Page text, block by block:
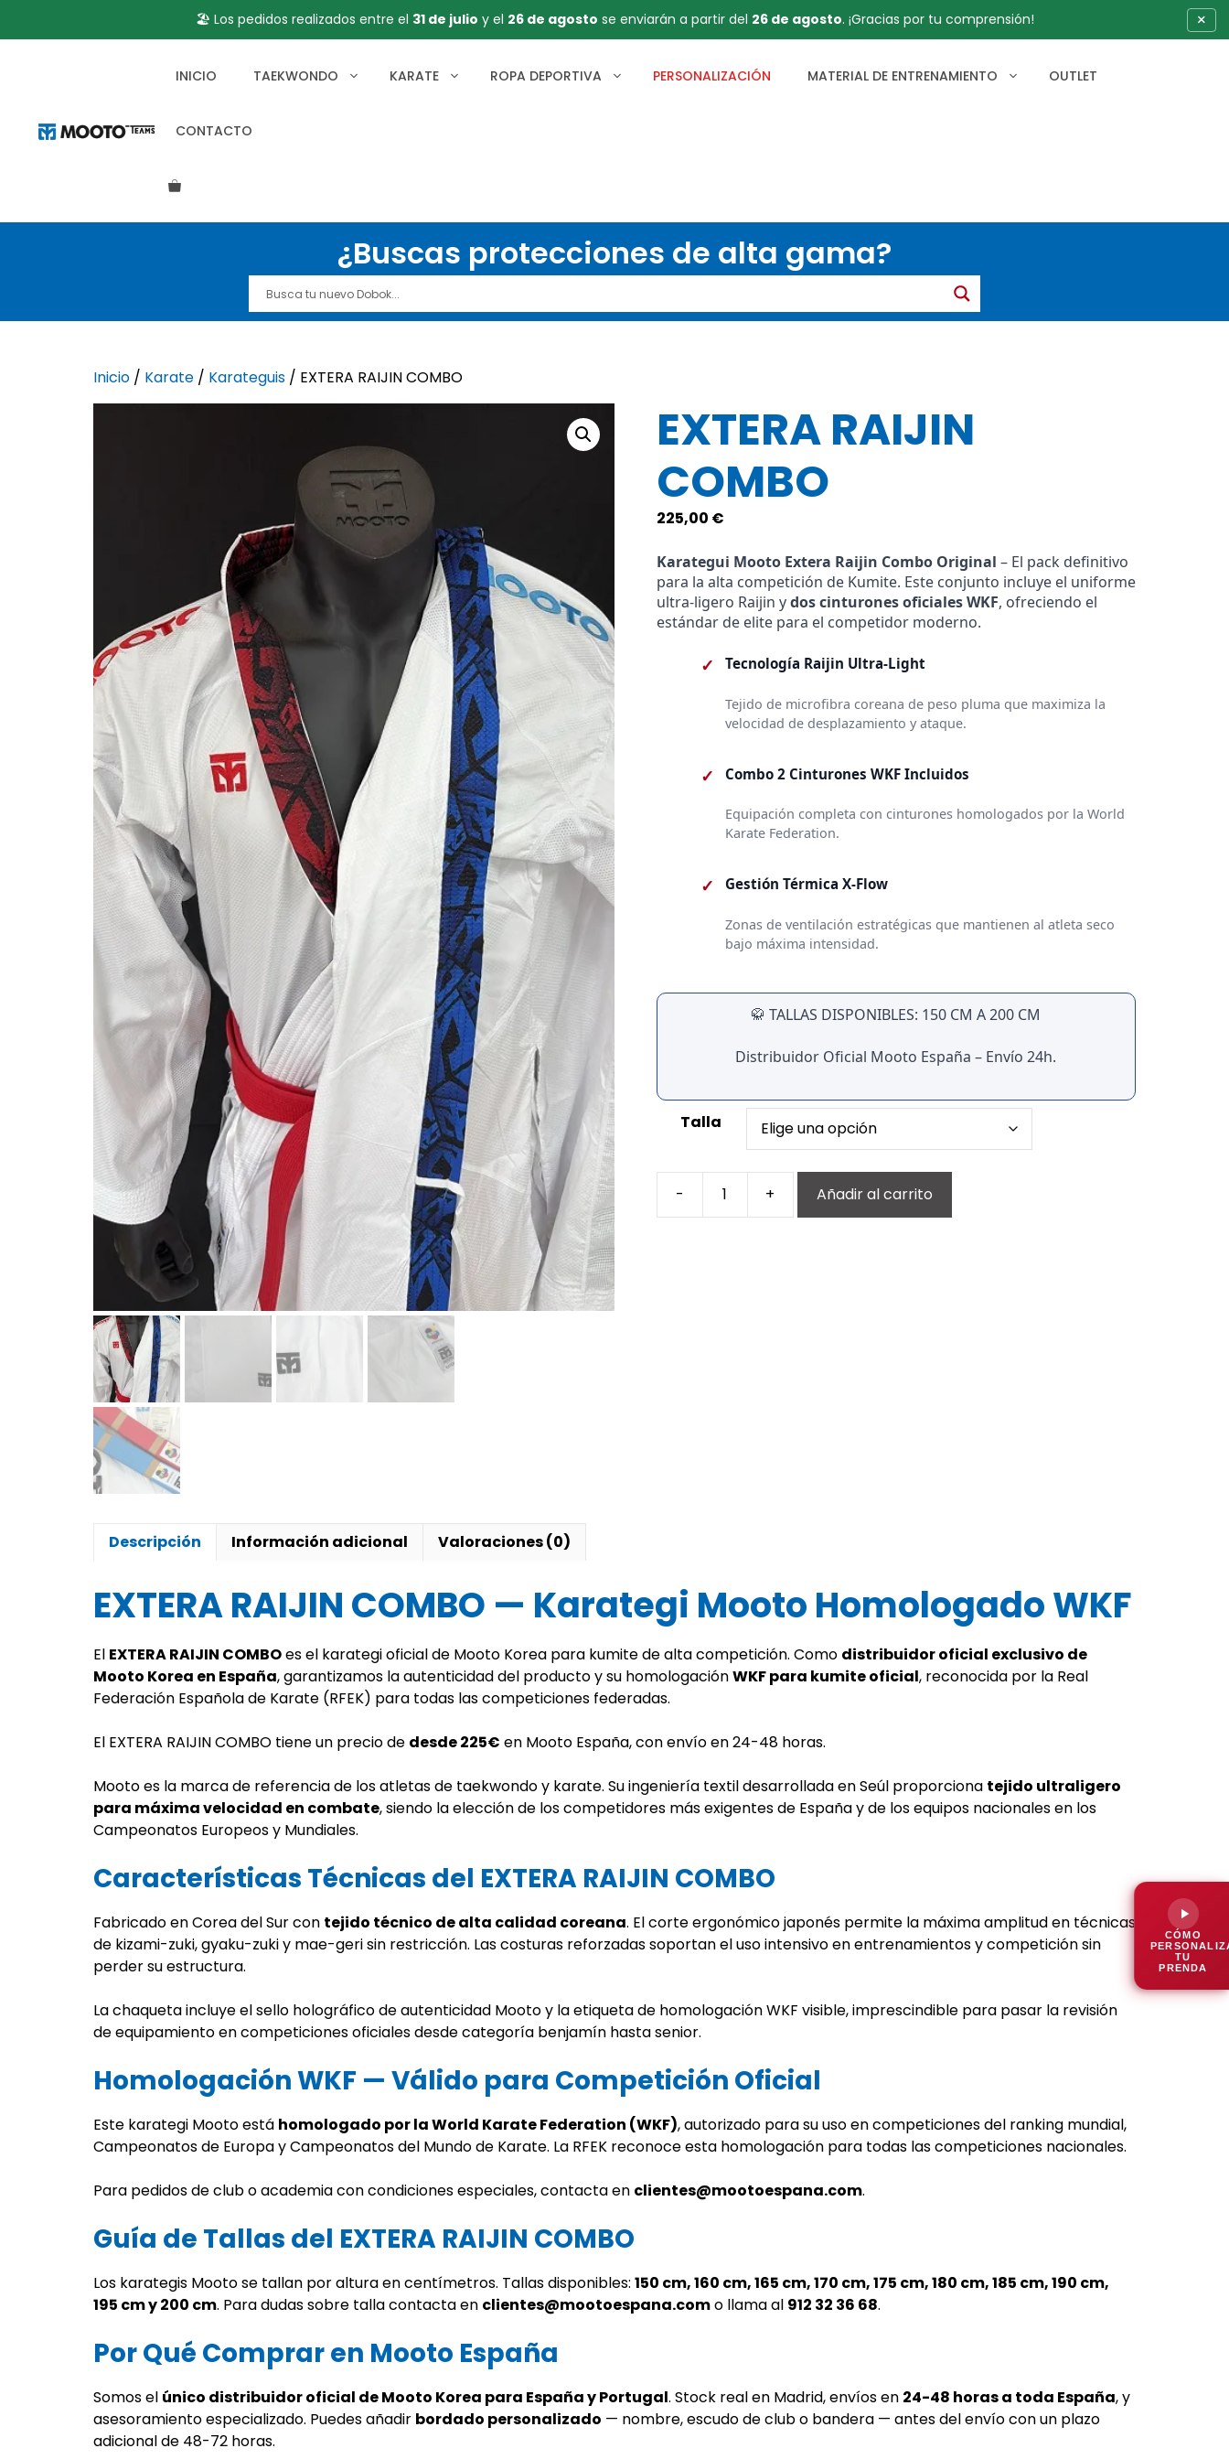
🏖️ Los pedidos realizados entre el 31 de julio y el 26 de agosto se enviarán a partir del 26 de agosto. ¡Gracias por tu comprensión! ×
INICIO TAEKWONDO KARATE ROPA DEPORTIVA PERSONALIZACIÓN MATERIAL DE ENTRENAMIENTO OUTLET
CONTACTO
¿Buscas protecciones de alta gama?
Inicio / Karate / Karateguis / EXTERA RAIJIN COMBO
EXTERA RAIJIN
COMBO
225,00 €
Karategui Mooto Extera Raijin Combo Original – El pack definitivo
para la alta competición de Kumite. Este conjunto incluye el uniforme
ultra-ligero Raijin ydos cinturones oficiales WKF, ofreciendo el
estándar de elite para el competidor moderno.
✓ Tecnología Raijin Ultra-Light
Tejido de microfibra coreana de peso pluma que maximiza la
velocidad de desplazamiento y ataque.
✓ Combo 2 Cinturones WKF Incluidos
Equipación completa con cinturones homologados por la World
Karate Federation.
✓ Gestión Térmica X-Flow
Zonas de ventilación estratégicas que mantienen al atleta seco
bajo máxima intensidad.
🥋 TALLAS DISPONIBLES: 150 CM A 200 CM
Distribuidor Oficial Mooto España – Envío 24h.
Talla
- + Añadir al carrito
Descripción Información adicional Valoraciones (0)
EXTERA RAIJIN COMBO — Karategi Mooto Homologado WKF
El EXTERA RAIJIN COMBOes el karategi oficial de Mooto Korea para kumite de alta competición. Como distribuidor oficial exclusivo de
Mooto Korea en España, garantizamos la autenticidad del producto y su homologaciónWKF para kumite oficial, reconocida por la Real
Federación Española de Karate (RFEK) para todas las competiciones federadas.
El EXTERA RAIJIN COMBO tiene un precio de desde 225€ en Mooto España, con envío en 24-48 horas.
Mooto es la marca de referencia de los atletas de taekwondo y karate. Su ingeniería textil desarrollada en Seúl proporciona tejido ultraligero
para máxima velocidad en combate, siendo la elección de los competidores más exigentes de España y de los equipos nacionales en los
Campeonatos Europeos y Mundiales.
Características Técnicas del EXTERA RAIJIN COMBO
Fabricado en Corea del Sur con tejido técnico de alta calidad coreana. El corte ergonómico japonés permite la máxima amplitud en técnicas
de kizami-zuki, gyaku-zuki y mae-geri sin restricción. Las costuras reforzadas soportan el uso intensivo en entrenamientos y competición sin
perder su estructura.
La chaqueta incluye el sello holográfico de autenticidad Mooto y la etiqueta de homologación WKF visible, imprescindible para pasar la revisión
de equipamiento en competiciones oficiales desde categoría benjamín hasta senior.
Homologación WKF — Válido para Competición Oficial
Este karategi Mooto está homologado por la World Karate Federation (WKF), autorizado para su uso en competiciones del ranking mundial,
Campeonatos de Europa y Campeonatos del Mundo de Karate. La RFEK reconoce esta homologación para todas las competiciones nacionales.
Para pedidos de club o academia con condiciones especiales, contacta en clientes@mootoespana.com.
Guía de Tallas del EXTERA RAIJIN COMBO
Los karategis Mooto se tallan por altura en centímetros. Tallas disponibles: 150 cm, 160 cm, 165 cm, 170 cm, 175 cm, 180 cm, 185 cm, 190 cm,
195 cm y 200 cm. Para dudas sobre talla contacta en clientes@mootoespana.como llama al 912 32 36 68.
Por Qué Comprar en Mooto España
Somos el único distribuidor oficial de Mooto Korea para España y Portugal. Stock real en Madrid, envíos en 24-48 horas a toda España, y
asesoramiento especializado. Puedes añadir bordado personalizado — nombre, escudo de club o bandera — antes del envío con un plazo
adicional de 48-72 horas.
CÓMO
TU
PRENDA